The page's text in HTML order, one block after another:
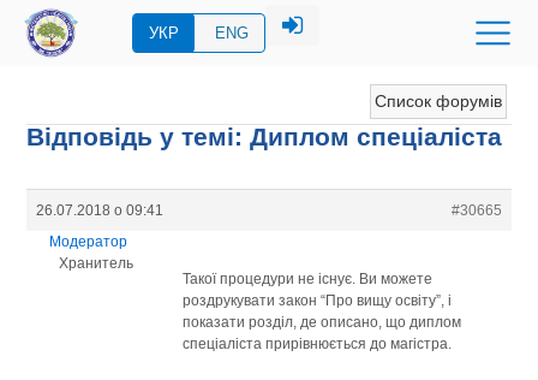
УКР ENG
Список форумів
Відповідь у темі: Диплом спеціаліста
26.07.2018 о 09:41
#30665
Модератор
Хранитель
Такої процедури не існує. Ви можете
роздрукувати закон “Про вищу освіту”, і
показати розділ, де описано, що диплом
спеціаліста прирівнюється до магістра.